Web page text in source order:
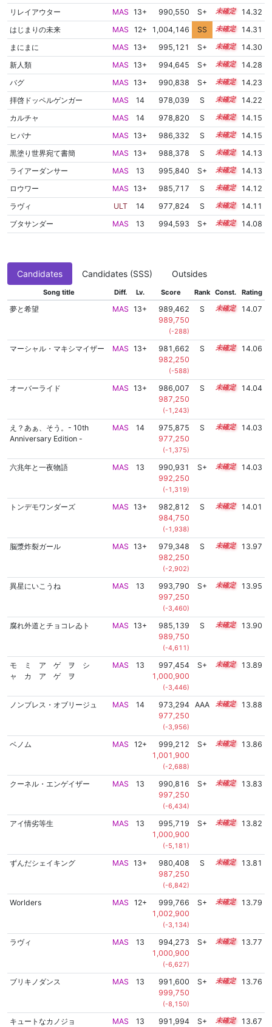
リレイアウター
MAS 13+ 990,550 S+ 13.7
14.32
はじまりの未来
MAS 12+ 1,004,146 SS 12.9
14.31
まにまに
MAS 13+ 995,121 S+ 13.5
14.30
新人類
MAS 13+ 994,645 S+ 13.5
14.28
バグ
MAS 13+ 990,838 S+ 13.6
14.23
拝啓ドッペルゲンガー
MAS 14 978,039 S 14.1
14.22
カルチャ
MAS 14 978,820 S 14.0
14.15
ヒバナ
MAS 13+ 986,332 S 13.7
14.15
黒塗り世界宛て書簡
MAS 13+ 988,378 S 13.6
14.13
ライアーダンサー
MAS 13 995,840 S+ 13.3
14.13
ロウワー
MAS 13+ 985,717 S 13.7
14.12
ラヴィ
ULT 14 977,824 S 14.0
14.11
ブタサンダー
MAS 13 994,593 S+ 13.3 14.08
Candidates Candidates (SSS) Outsides
Song title Diff. Lv. Score Rank Const. Rating
夢と希望 MAS 13+
989,462
989,750
(-288)
S 13.5 14.07
マーシャル・マキシマイザー MAS 13+
981,662
982,250
(-588)
S 13.8 14.06
オーバーライド MAS 13+
986,007
987,250
(-1,243)
S 13.6 14.04
え？あぁ、そう。- 10th
Anniversary Edition -
MAS 14
975,875
977,250
(-1,375)
S 14.0 14.03
六兆年と一夜物語 MAS 13
990,931
992,250
(-1,319)
S+ 13.4 14.03
トンデモワンダーズ MAS 13+
982,812
984,750
(-1,938)
S 13.7 14.01
脳漿炸裂ガール MAS 13+
979,348
982,250
(-2,902)
S 13.8 13.97
異星にいこうね MAS 13
993,790
997,250
(-3,460)
S+ 13.2 13.95
腐れ外道とチョコレゐト MAS 13+
985,139
989,750
(-4,611)
S 13.5 13.90
モ ミ ア ゲ ヲ シ
ャ カ ア ゲ ヲ
MAS 13
997,454
1,000,900
(-3,446)
S+ 13.0 13.89
ノンブレス・オブリージュ MAS 14
973,294
977,250
(-3,956)
AAA 14.0 13.88
ベノム MAS 12+
999,212
1,001,900
(-2,688)
S+ 12.9 13.86
クーネル・エンゲイザー MAS 13
990,816
997,250
(-6,434)
S+ 13.2 13.83
アイ情劣等生 MAS 13
995,719
1,000,900
(-5,181)
S+ 13.0 13.82
ずんだシェイキング MAS 13+
980,408
987,250
(-6,842)
S 13.6 13.81
Worlders MAS 12+
999,766
1,002,900
(-3,134)
S+ 12.8 13.79
ラヴィ MAS 13
994,273
1,000,900
(-6,627)
S+ 13.0 13.77
ブリキノダンス MAS 13
991,600
999,750
(-8,150)
S+ 13.1 13.76
キュートなカノジョ MAS 13 991,994 S+ 13.0 13.67